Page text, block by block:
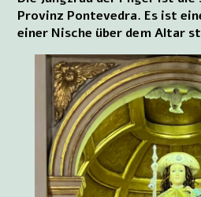
Provinz Pontevedra. Es ist
einer Nische über dem Altar